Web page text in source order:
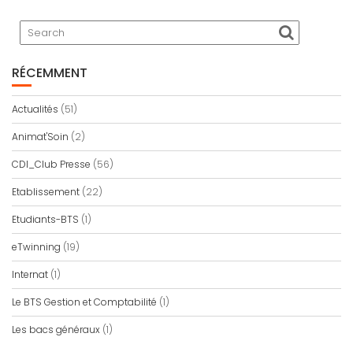
RÉCEMMENT
Actualités (51)
Animat'Soin (2)
CDI_Club Presse (56)
Etablissement (22)
Etudiants-BTS (1)
eTwinning (19)
Internat (1)
Le BTS Gestion et Comptabilité (1)
Les bacs généraux (1)